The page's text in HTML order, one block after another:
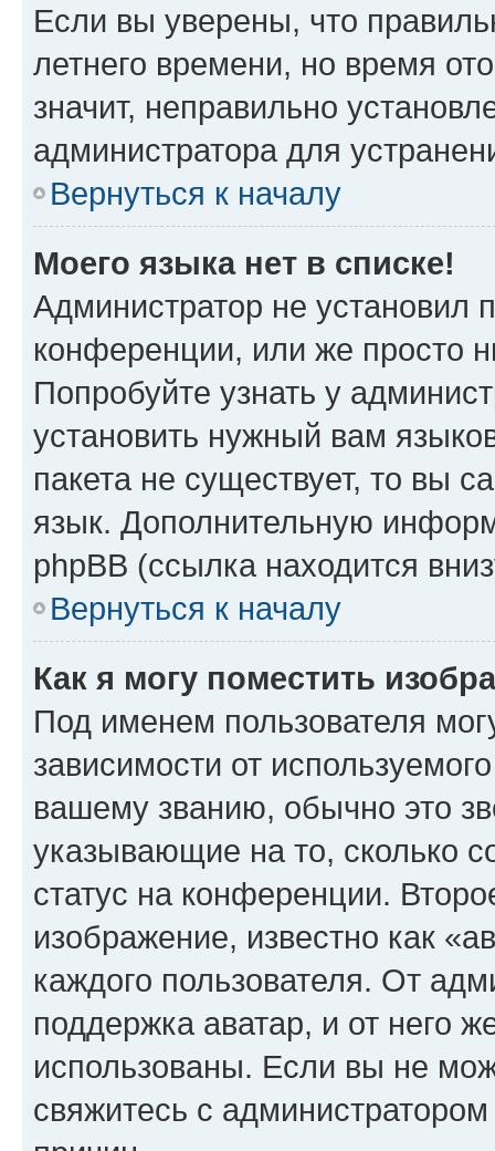
Если вы уверены, что
летнего времени, но время
значит, неправильно
администратора для
Вернуться к началу
Моего языка нет в списке!
Администратор не установил
конференции, или же просто
Попробуйте узнать у
установить нужный вам
пакета не существует, то вы
язык. Дополнительную
phpBB (ссылка находится
Вернуться к началу
Как я могу поместить
Под именем пользователя
зависимости от
вашему званию, обычно это
указывающие на то, сколько
статус на конференции.
изображение, известно как
каждого пользователя. От
поддержка аватар, и от него
использованы. Если вы не
свяжитесь с